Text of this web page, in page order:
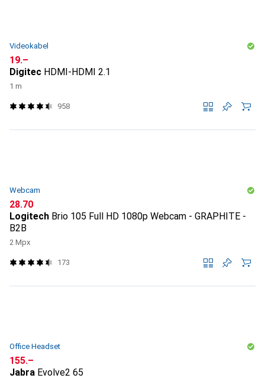
Videokabel
CHF
19.–
Digitec HDMI-HDMI 2.1
1 m
958
Webcam
CHF
28.70
Logitech Brio 105 Full HD 1080p Webcam - GRAPHITE -
B2B
2 Mpx
173
Office Headset
CHF
155.–
Jabra Evolve2 65